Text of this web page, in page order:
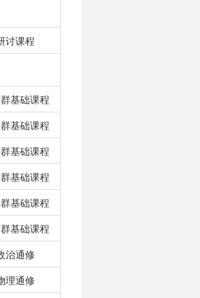
讨课程
基础课程
基础课程
基础课程
基础课程
基础课程
基础课程
治通修
理通修